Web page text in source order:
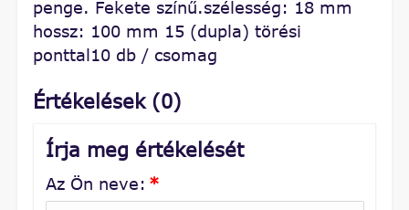
penge. Fekete színű.szélesség: 18 mm
hossz: 100 mm 15 (dupla) törési
ponttal10 db / csomag
Értékelések (0)
Írja meg értékelését
Az Ön neve: *